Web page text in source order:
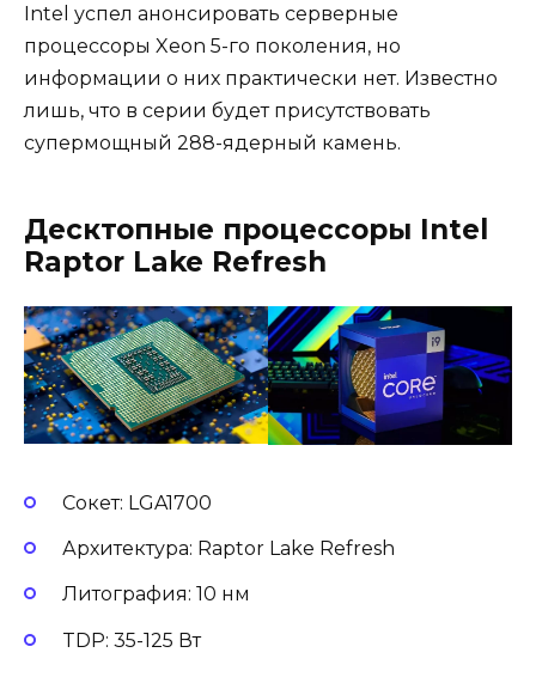
Intel успел анонсировать серверные
процессоры Xeon 5-го поколения, но
информации о них практически нет. Известно
лишь, что в серии будет присутствовать
супермощный 288-ядерный камень.
Десктопные процессоры Intel
Raptor Lake Refresh
Сокет: LGA1700
Архитектура: Raptor Lake Refresh
Литография: 10 нм
TDP: 35-125 Вт